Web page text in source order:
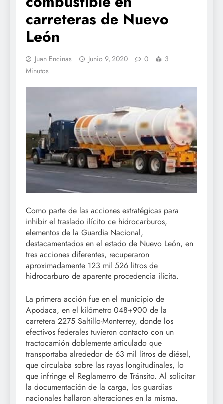
carreteras de Nuevo
León
Juan Encinas Junio 9, 2020 0
3
Minutos
Como parte de las acciones estratégicas para
inhibir el traslado ilícito de hidrocarburos,
elementos de la Guardia Nacional,
destacamentados en el estado de Nuevo León, en
tres acciones diferentes, recuperaron
aproximadamente 123 mil 526 litros de
hidrocarburo de aparente procedencia ilícita.
La primera acción fue en el municipio de
Apodaca, en el kilómetro 048+900 de la
carretera 2275 Saltillo-Monterrey, donde los
efectivos federales tuvieron contacto con un
tractocamión doblemente articulado que
transportaba alrededor de 63 mil litros de diésel,
que circulaba sobre las rayas longitudinales, lo
que infringe el Reglamento de Tránsito. Al solicitar
la documentación de la carga, los guardias
nacionales hallaron alteraciones en la misma.